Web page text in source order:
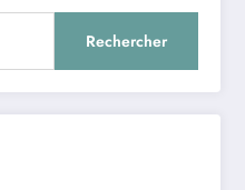
Rechercher